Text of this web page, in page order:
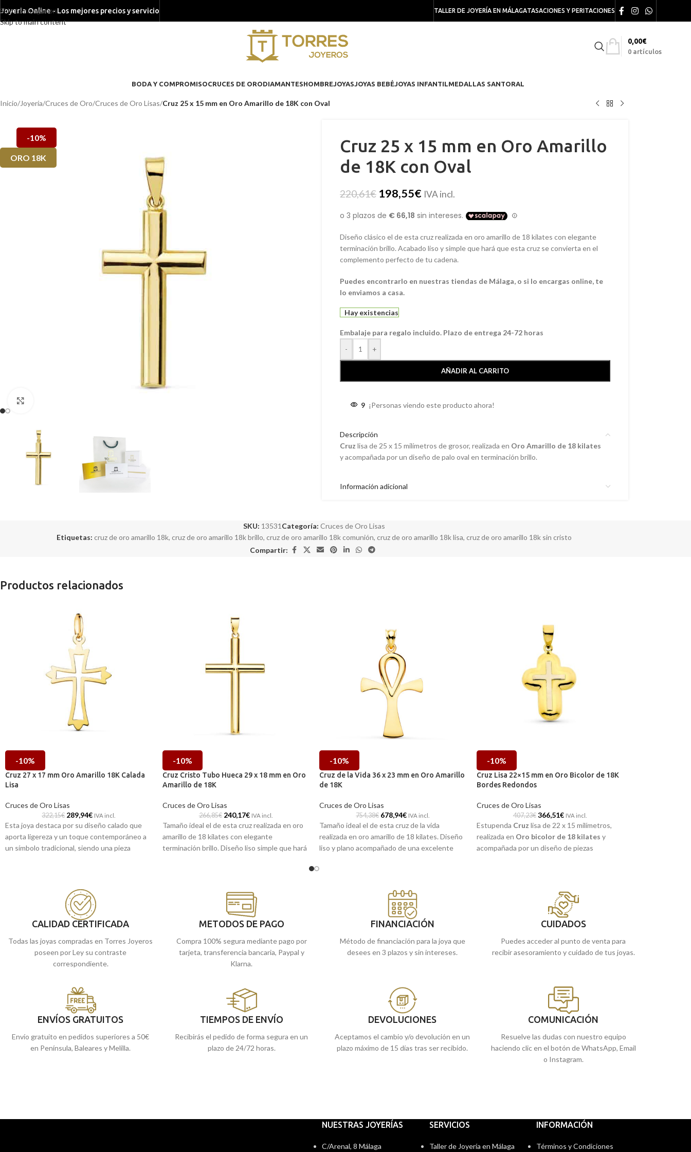
Skip to navigation
Skip to main content
Joyeria Online - Los mejores precios y servicio TALLER DE JOYERÍA EN MÁLAGATASACIONES Y PERITACIONES
0 artículos
0,00€
BODA Y COMPROMISOCRUCES DE ORODIAMANTESHOMBREJOYASJOYAS BEBÉJOYAS INFANTILMEDALLAS SANTORAL
Inicio/Joyería/Cruces de Oro/Cruces de Oro Lisas/Cruz 25 x 15 mm en Oro Amarillo de 18K con Oval
-10%
ORO 18K
Cruz 25 x 15 mm en Oro Amarillo
de 18K con Oval
220,61€ 198,55€ IVA incl.
Diseño clásico el de esta cruz realizada en oro amarillo de 18 kilates con elegante
terminación brillo. Acabado liso y simple que hará que esta cruz se convierta en el
complemento perfecto de tu cadena.
Puedes encontrarlo en nuestras tiendas de Málaga, o si lo encargas online, te
lo enviamos a casa.
Hay existencias
Embalaje para regalo incluido. Plazo de entrega 24-72 horas
-
+
AÑADIR AL CARRITO
9 ¡Personas viendo este producto ahora!
Descripción
Cruz lisa de 25 x 15 milímetros de grosor, realizada en Oro Amarillo de 18 kilates
y acompañada por un diseño de palo oval en terminación brillo.
Información adicional
SKU: 13531 Categoría: Cruces de Oro Lisas
Etiquetas: cruz de oro amarillo 18k, cruz de oro amarillo 18k brillo, cruz de oro amarillo 18k comunión, cruz de oro amarillo 18k lisa, cruz de oro amarillo 18k sin cristo
Compartir:
Productos relacionados
-10%
Cruz 27 x 17 mm Oro Amarillo 18K Calada
Lisa
Cruces de Oro Lisas
322,15€ 289,94€ IVA incl.
Esta joya destaca por su diseño calado que
aporta ligereza y un toque contemporáneo a
un símbolo tradicional, siendo una pieza
garantiza la calidad certificada del oro de 18
Puedes encontrarla en nuestras tiendas de
la enviamos a casa.
-10%
Cruz Cristo Tubo Hueca 29 x 18 mm en Oro
Amarillo de 18K
Cruces de Oro Lisas
266,85€ 240,17€ IVA incl.
Tamaño ideal el de esta cruz realizada en oro
amarillo de 18 kilates con elegante
terminación brillo. Diseño liso simple que hará
de Málaga y Melilla, o si lo encargas online,
te lo enviamos a casa.
-10%
Cruz de la Vida 36 x 23 mm en Oro Amarillo
de 18K
Cruces de Oro Lisas
754,38€ 678,94€ IVA incl.
Tamaño ideal el de esta cruz de la vida
realizada en oro amarillo de 18 kilates. Diseño
liso y plano acompañado de una excelente
de Málaga y Melilla, o si lo encargas online,
te lo enviamos a casa.
-10%
Cruz Lisa 22×15 mm en Oro Bicolor de 18K
Bordes Redondos
Cruces de Oro Lisas
407,23€ 366,51€ IVA incl.
Estupenda Cruz lisa de 22 x 15 milímetros,
realizada en Oro bicolor de 18 kilates y
acompañada por un diseño de piezas
como para regalar en la primera comunión.
en nuestras tiendas de Málaga y
online y te la llevamos a
CALIDAD CERTIFICADA
Todas las joyas compradas en Torres Joyeros
poseen por Ley su contraste
correspondiente.
METODOS DE PAGO
Compra 100% segura mediante pago por
tarjeta, transferencia bancaria, Paypal y
Klarna.
FINANCIACIÓN
Método de financiación para la joya que
desees en 3 plazos y sin intereses.
CUIDADOS
Puedes acceder al punto de venta para
recibir asesoramiento y cuidado de tus joyas.
ENVÍOS GRATUITOS
Envío gratuito en pedidos superiores a 50€
en Península, Baleares y Melilla.
TIEMPOS DE ENVÍO
Recibirás el pedido de forma segura en un
plazo de 24/72 horas.
DEVOLUCIONES
Aceptamos el cambio y/o devolución en un
plazo máximo de 15 días tras ser recibido.
COMUNICACIÓN
Resuelve las dudas con nuestro equipo
haciendo clic en el botón de WhatsApp, Email
o Instagram.
NUESTRAS JOYERÍAS
C/Arenal, 8 Málaga
SERVICIOS
Taller de Joyería en Málaga
INFORMACIÓN
Términos y Condiciones